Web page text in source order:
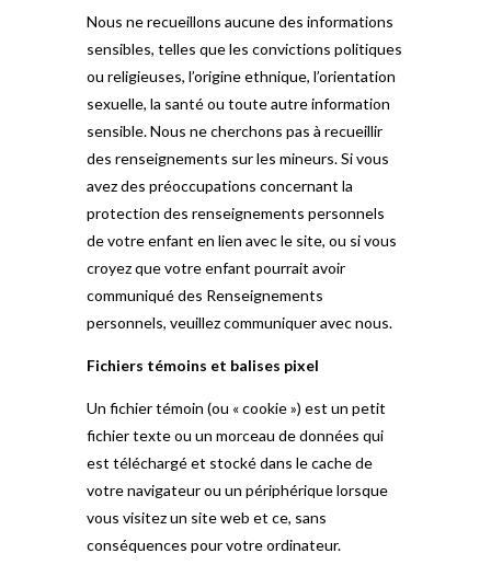
Nous ne recueillons aucune des informations
sensibles, telles que les convictions politiques
ou religieuses, l’origine ethnique, l’orientation
sexuelle, la santé ou toute autre information
sensible. Nous ne cherchons pas à recueillir
des renseignements sur les mineurs. Si vous
avez des préoccupations concernant la
protection des renseignements personnels
de votre enfant en lien avec le site, ou si vous
croyez que votre enfant pourrait avoir
communiqué des Renseignements
personnels, veuillez communiquer avec nous.
Fichiers témoins et balises pixel
Un fichier témoin (ou « cookie ») est un petit
fichier texte ou un morceau de données qui
est téléchargé et stocké dans le cache de
votre navigateur ou un périphérique lorsque
vous visitez un site web et ce, sans
conséquences pour votre ordinateur.